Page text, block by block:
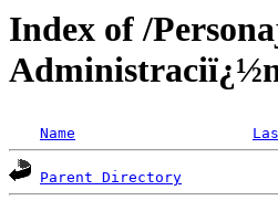
Index of /
Name
Parent Directory